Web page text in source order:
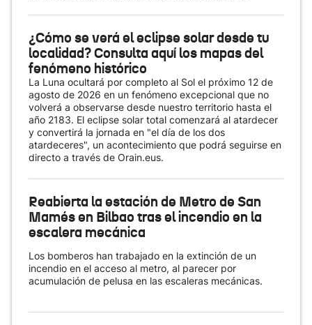
¿Cómo se verá el eclipse solar desde tu
localidad? Consulta aquí los mapas del
fenómeno histórico
La Luna ocultará por completo al Sol el próximo 12 de
agosto de 2026 en un fenómeno excepcional que no
volverá a observarse desde nuestro territorio hasta el
año 2183. El eclipse solar total comenzará al atardecer
y convertirá la jornada en "el día de los dos
atardeceres", un acontecimiento que podrá seguirse en
directo a través de Orain.eus.
Reabierta la estación de Metro de San
Mamés en Bilbao tras el incendio en la
escalera mecánica
Los bomberos han trabajado en la extinción de un
incendio en el acceso al metro, al parecer por
acumulación de pelusa en las escaleras mecánicas.